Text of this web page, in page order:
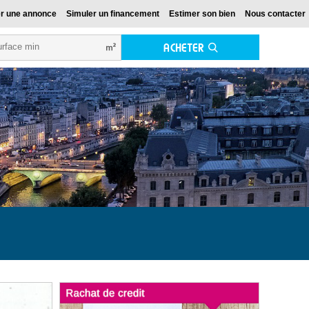
une annonce Simuler un financement Estimer son bien Nous contacter
ACHETER